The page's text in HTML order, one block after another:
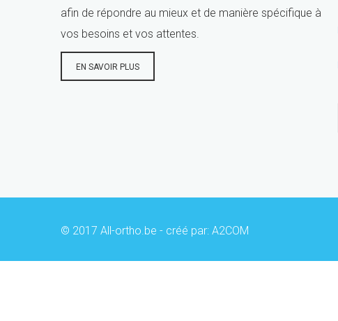
afin de répondre au mieux et de manière spécifique à
vos besoins et vos attentes.
EN SAVOIR PLUS
© 2017 All-ortho.be - créé par: A2COM